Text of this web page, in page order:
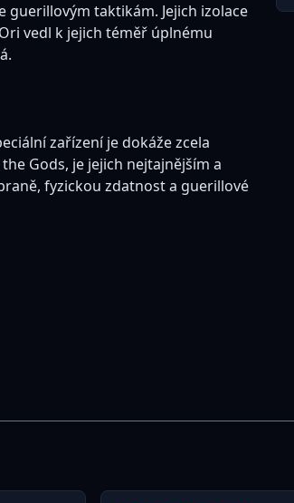
taktikám. Jejich izolace
vedl k jejich téměř úplnému
zařízení je dokáže zcela
Gods, je jejich nejtajnějším a
fyzickou zdatnost a guerillové